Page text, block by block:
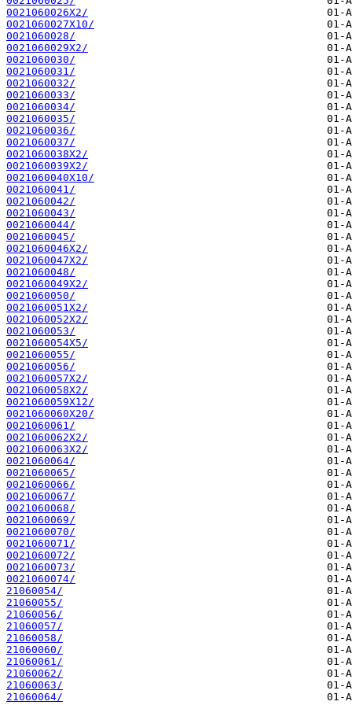
0021060026X2/
0021060027X10/
0021060028/
0021060029X2/
0021060030/
0021060031/
0021060032/
0021060033/
0021060034/
0021060035/
0021060036/
0021060037/
0021060038X2/
0021060039X2/
0021060040X10/
0021060041/
0021060042/
0021060043/
0021060044/
0021060045/
0021060046X2/
0021060047X2/
0021060048/
0021060049X2/
0021060050/
0021060051X2/
0021060052X2/
0021060053/
0021060054X5/
0021060055/
0021060056/
0021060057X2/
0021060058X2/
0021060059X12/
0021060060X20/
0021060061/
0021060062X2/
0021060063X2/
0021060064/
0021060065/
0021060066/
0021060067/
0021060068/
0021060069/
0021060070/
0021060071/
0021060072/
0021060073/
0021060074/
21060054/
21060055/
21060056/
21060057/
21060058/
21060060/
21060061/
21060062/
21060063/
21060064/